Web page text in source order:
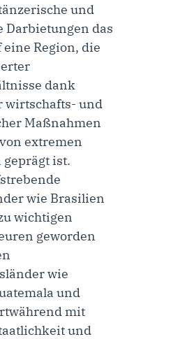
und
Darbietungen das
eine Region, die
dank
wirtschafts- und
Maßnahmen
extremen
geprägt ist.
wie Brasilien
wichtigen
geworden
wie
und
mit
und